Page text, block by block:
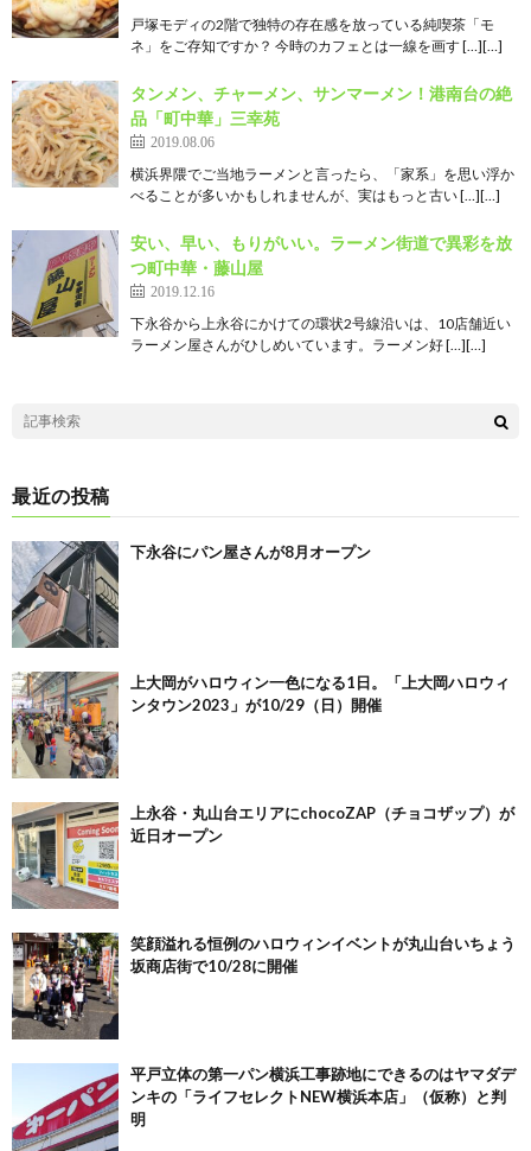
戸塚モディの2階で独特の存在感を放っている純喫茶「モ
ネ」をご存知ですか？ 今時のカフェとは一線を画す […][…]
タンメン、チャーメン、サンマーメン！港南台の絶
品「町中華」三幸苑
2019.08.06
横浜界隈でご当地ラーメンと言ったら、「家系」を思い浮か
べることが多いかもしれませんが、実はもっと古い […][…]
安い、早い、もりがいい。ラーメン街道で異彩を放
つ町中華・藤山屋
2019.12.16
下永谷から上永谷にかけての環状2号線沿いは、10店舗近い
ラーメン屋さんがひしめいています。ラーメン好 […][…]
最近の投稿
下永谷にパン屋さんが8月オープン
上大岡がハロウィン一色になる1日。「上大岡ハロウィ
ンタウン2023」が10/29（日）開催
上永谷・丸山台エリアにchocoZAP（チョコザップ）が
近日オープン
笑顔溢れる恒例のハロウィンイベントが丸山台いちょう
坂商店街で10/28に開催
平戸立体の第一パン横浜工事跡地にできるのはヤマダデ
ンキの「ライフセレクトNEW横浜本店」（仮称）と判
明